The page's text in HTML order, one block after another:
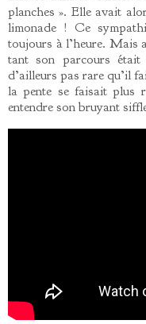
planches ». Elle avait
limonade ! Ce
toujours à l’heure. Mais
tant son parcours
d’ailleurs pas rare qu’il
la pente se faisait plus
entendre son bruyant